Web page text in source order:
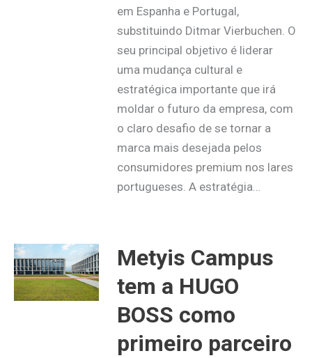
em Espanha e Portugal,
substituindo Ditmar Vierbuchen. O
seu principal objetivo é liderar
uma mudança cultural e
estratégica importante que irá
moldar o futuro da empresa, com
o claro desafio de se tornar a
marca mais desejada pelos
consumidores premium nos lares
portugueses. A estratégia…
Metyis Campus
tem a HUGO
BOSS como
primeiro parceiro